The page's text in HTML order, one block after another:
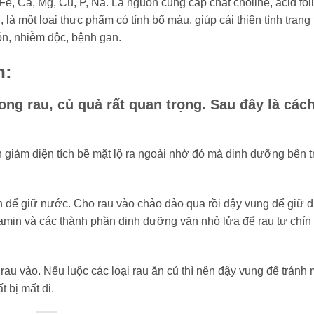
Ca, Mg, Cu, P, Na. Là nguồn cung cấp chất choline, acid
một loại thực phẩm có tính bổ máu, giúp cải thiện tình trạng
nhiễm độc, bệnh gan.
rau, củ quả rất quan trọng. Sau đây là
diện tích bề mặt lộ ra ngoài nhờ đó mà dinh dưỡng bên
giữ nước. Cho rau vào chảo đảo qua rồi đậy vung để giữ
và các thành phần dinh dưỡng vặn nhỏ lửa để rau tự chín
vào. Nếu luộc các loại rau ăn củ thì nên đậy vung để tránh
bị mất đi.